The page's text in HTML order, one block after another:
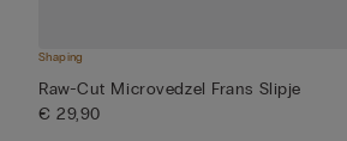
Shaping
Raw-Cut Microvedzel Frans Slipje
€ 29,90